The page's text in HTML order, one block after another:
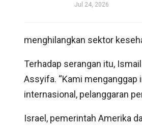
Jul 24, 2026
menghilangkan sektor
Terhadap serangan itu,
Assyifa. “Kami menganggap
internasional, pelanggaran
Israel, pemerintah Amerika